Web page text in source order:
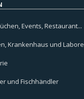
Events, Restaurant...
Krankenhaus und Labore
und Fischhändler